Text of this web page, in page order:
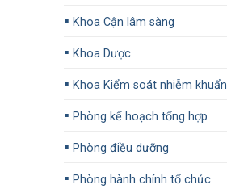
▪️ Khoa Cận lâm sàng
▪️ Khoa Dược
▪️ Khoa Kiểm soát nhiễm khuẩn
▪️ Phòng kế hoạch tổng hợp
▪️ Phòng điều dưỡng
▪️ Phòng hành chính tổ chức